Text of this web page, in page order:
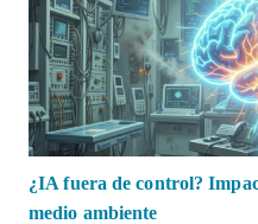
¿IA fuera de control?
medio ambiente